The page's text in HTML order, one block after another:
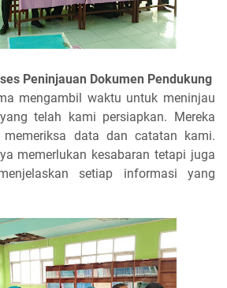
Peninjauan Dokumen Pendukung
mengambil waktu untuk meninjau
telah kami persiapkan. Mereka
data dan catatan kami.
memerlukan kesabaran tetapi juga
setiap informasi yang